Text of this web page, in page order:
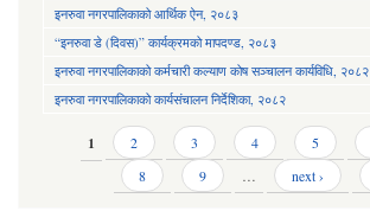
इनरुवा नगरपालिकाको आर्थिक ऐन, २०८३
“इनरुवा डे (दिवस)” कार्यक्रमको मापदण्ड, २०८३
इनरुवा नगरपालिकाको कर्मचारी कल्याण कोष सञ्चालन कार्यविधि, २०८२
इनरुवा नगरपालिकाको कार्यसंचालन निर्देशिका, २०८२
Pages1 2 3 4 5
8
9 … next ›